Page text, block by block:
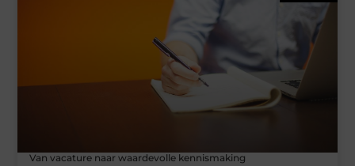
Van vacature naar waardevolle kennismaking